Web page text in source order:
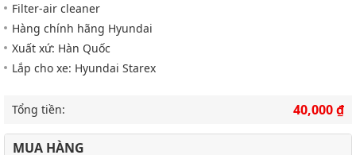
Filter-air cleaner
Hàng chính hãng Hyundai
Xuất xứ: Hàn Quốc
Lắp cho xe: Hyundai Starex
Tổng tiền: 40,000 ₫
MUA HÀNG